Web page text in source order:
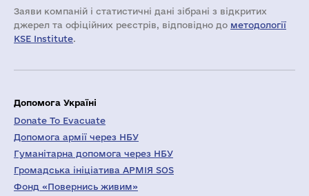
Заяви компаній i статистичні дані зібрані з відкритих
джерел та офіційних реєстрів, відповідно до методології
KSE Institute.
Допомога Україні
Donate To Evacuate
Допомога армії через НБУ
Гуманітарна допомога через НБУ
Громадська ініціатива АРМІЯ SOS
Фонд «Повернись живим»